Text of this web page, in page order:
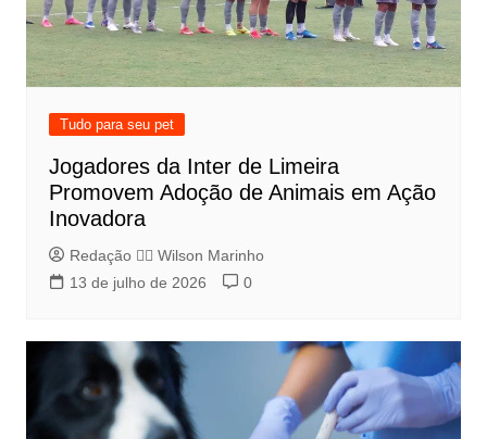
Tudo para seu pet
Jogadores da Inter de Limeira
Promovem Adoção de Animais em Ação
Inovadora
Redação 👨‍⚖️​ Wilson Marinho
13 de julho de 2026
0